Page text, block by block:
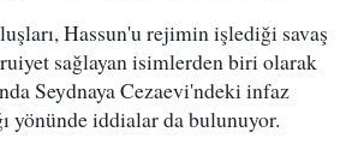
Hassun'u rejimin işlediği savaş
sağlayan isimlerden biri olarak
Seydnaya Cezaevi'ndeki infaz
yönünde iddialar da bulunuyor.